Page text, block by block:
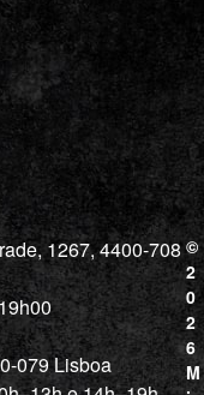
1267, 4400-708
079 Lisboa
©
2
0
2
6
M